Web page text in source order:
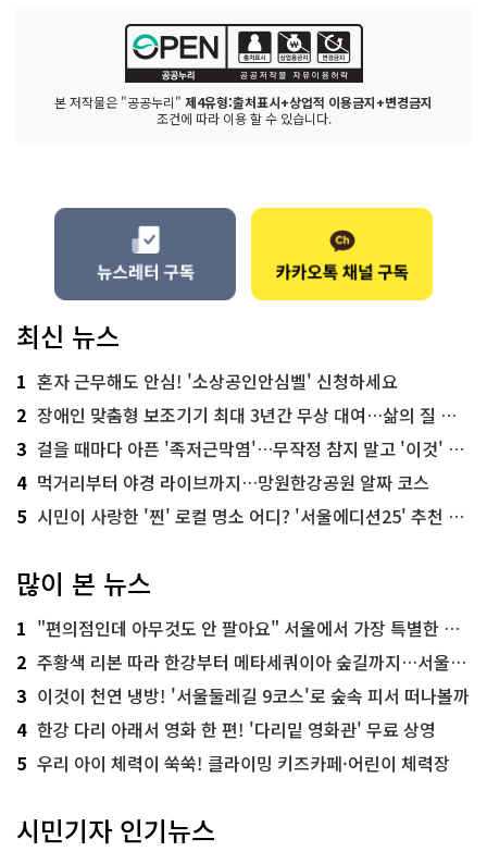
본 저작물은 "공공누리" 제4유형:출처표시+상업적 이용금지+변경금지
조건에 따라 이용 할 수 있습니다.
최신 뉴스
1 혼자 근무해도 안심! '소상공인안심벨' 신청하세요
2 장애인 맞춤형 보조기기 최대 3년간 무상 대여…삶의 질 높인다
3 걸을 때마다 아픈 '족저근막염'…무작정 참지 말고 '이것' 해보세요!
4 먹거리부터 야경 라이브까지…망원한강공원 알짜 코스
5 시민이 사랑한 '찐' 로컬 명소 어디? '서울에디션25' 추천 코스
많이 본 뉴스
1 "편의점인데 아무것도 안 팔아요" 서울에서 가장 특별한 편의점의 정체
2 주황색 리본 따라 한강부터 메타세쿼이아 숲길까지…서울둘레길 15코스
3 이것이 천연 냉방! '서울둘레길 9코스'로 숲속 피서 떠나볼까
4 한강 다리 아래서 영화 한 편! '다리밑 영화관' 무료 상영
5 우리 아이 체력이 쑥쑥! 클라이밍 키즈카페·어린이 체력장
시민기자 인기뉴스